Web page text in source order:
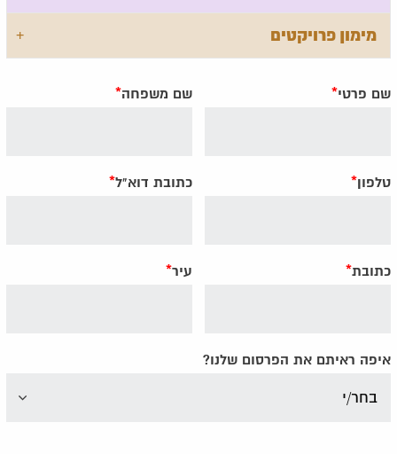
מימון פרויקטים
שם פרטי* שם משפחה*
טלפון* כתובת דוא"ל*
כתובת* עיר*
איפה ראיתם את הפרסום שלנו?